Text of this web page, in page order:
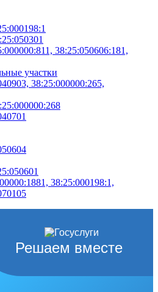
38:25:050606:181,
участки
38:25:000000:265,
38:25:000198:1,
Решаем вместе